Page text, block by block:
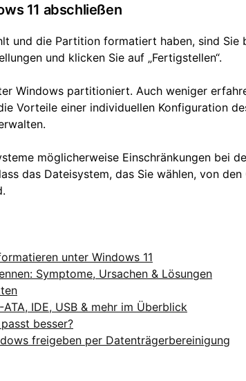
11 abschließen
und die Partition formatiert haben, sind Sie
und klicken Sie auf „Fertigstellen“.
Windows partitioniert. Auch weniger
Vorteile einer individuellen Konfiguration
möglicherweise Einschränkungen bei
das Dateisystem, das Sie wählen, von
unter Windows 11
Symptome, Ursachen & Lösungen
IDE, USB & mehr im Überblick
besser?
freigeben per Datenträgerbereinigung